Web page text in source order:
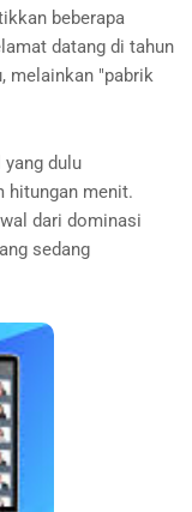
beberapa
datang di tahun
melainkan "pabrik
dulu
hitungan menit.
dari dominasi
sedang